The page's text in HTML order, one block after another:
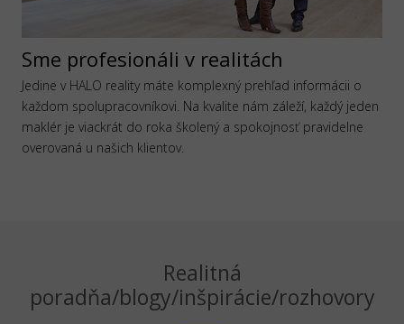
Sme profesionáli v realitách
Jedine v HALO reality máte komplexný prehľad informácii o
každom spolupracovníkovi. Na kvalite nám záleží, každý jeden
maklér je viackrát do roka školený a spokojnosť pravidelne
overovaná u našich klientov.
Realitná
poradňa/blogy/inšpirácie/rozhovory